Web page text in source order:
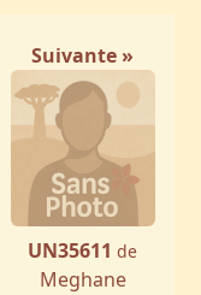
Suivante »
UN35611 de
Meghane